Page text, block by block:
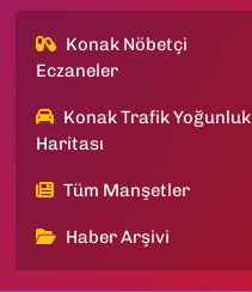
Konak Nöbetçi
Eczaneler
Konak Trafik Yoğunluk
Haritası
Tüm Manşetler
Haber Arşivi